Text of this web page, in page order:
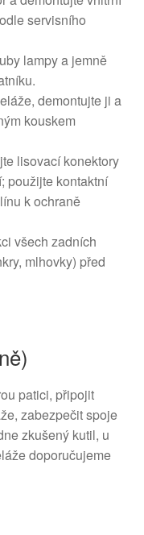
servisního
lampy a jemně
demontujte ji a
kouskem
lisovací konektory
použijte kontaktní
k ochraně
všech zadních
mlhovky) před
patici, připojit
zabezpečit spoje
zkušený kutil, u
doporučujeme